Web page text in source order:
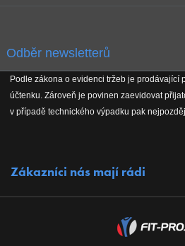
Reklamační řád
Koho podporujeme
Odběr newsletterů
Získejte přehled o novinkách, slevách,
na nové články v magazínu!
Podle zákona o evidenci tržeb je prodávající
účtenku. Zároveň je povinen zaevidovat
v případě technického výpadku pak
Zákazníci nás mají rádi